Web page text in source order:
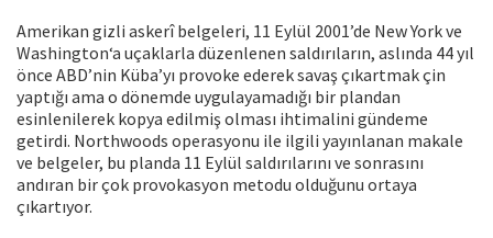
Amerikan gizli askerî belgeleri, 11 Eylül 2001’de New York ve
Washington‘a uçaklarla düzenlenen saldırıların, aslında 44 yıl
önce ABD’nin Küba’yı provoke ederek savaş çıkartmak çin
yaptığı ama o dönemde uygulayamadığı bir plandan
esinlenilerek kopya edilmiş olması ihtimalini gündeme
getirdi. Northwoods operasyonu ile ilgili yayınlanan makale
ve belgeler, bu planda 11 Eylül saldırılarını ve sonrasını
andıran bir çok provokasyon metodu olduğunu ortaya
çıkartıyor.